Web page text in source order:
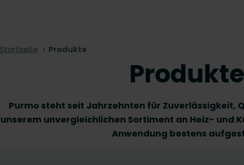
Startseite Produkte
Produkte
Purmo steht seit Jahrzehnten für Zuverlässigkeit,
unserem unvergleichlichen Sortiment an Heiz- und
Anwendung bestens